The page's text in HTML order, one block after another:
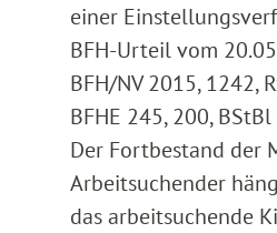
einer
BFH-Urteil vom
BFH/NV 2015, 1242,
BFHE 245, 200,
Der Fortbestand der
Arbeitsuchender
das arbeitsuchende